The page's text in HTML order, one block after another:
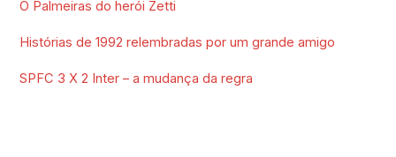
O Palmeiras do herói Zetti
Histórias de 1992 relembradas por um grande amigo
SPFC 3 X 2 Inter – a mudança da regra